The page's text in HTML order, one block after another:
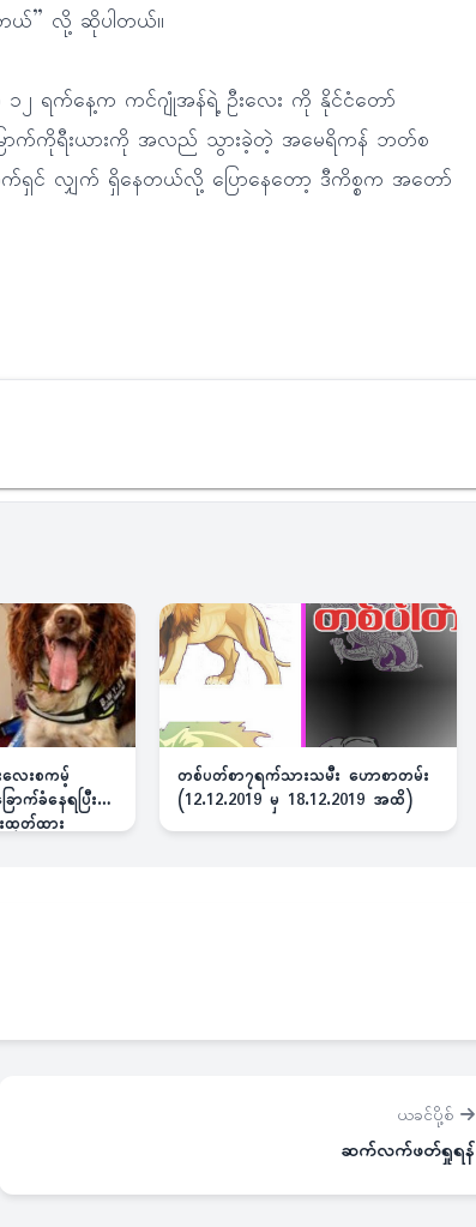
ယ်” လို့ ဆိုပါတယ်။
၁၂ ရက်နေ့က ကင်ဂျုံအန်ရဲ့ ဦးလေး ကို နိုင်ငံတော်
ောက်ကိုရီးယားကို အလည် သွားခဲ့တဲ့ အမေရိကန် ဘတ်စ
င် လျှက် ရှိနေတယ်လို့ ပြောနေတော့ ဒီကိစ္စက အတော်
ေးစကမ့်
ာက်ခံနေရပြီး
ထုတ်ထား
တစ်ပတ်စာ၇ရက်သားသမီး ဟောစာတမ်း
(12.12.2019 မှ 18.12.2019 အထိ)
ယခင်ပို့စ်
ဆက်လက်ဖတ်ရှုရန်